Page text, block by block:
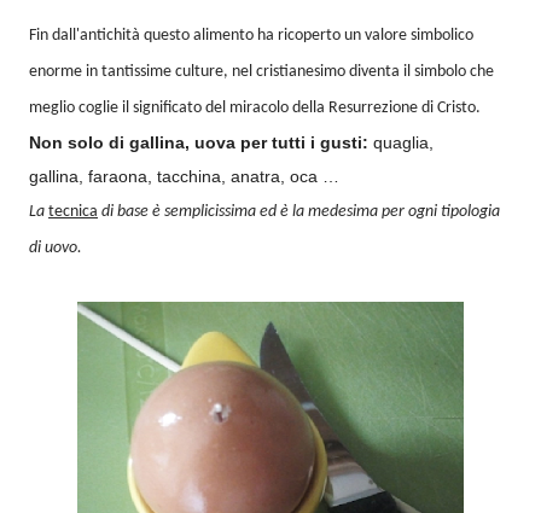
Fin dall'antichità questo alimento ha ricoperto un valore simbolico
enorme in tantissime culture, nel cristianesimo diventa il simbolo che
meglio coglie il significato del miracolo della Resurrezione di Cristo.
Non solo di gallina, uova per tutti i gusti: quaglia,
gallina, faraona, tacchina, anatra, oca …
La tecnica di base è semplicissima ed è la medesima per ogni tipologia
di uovo.